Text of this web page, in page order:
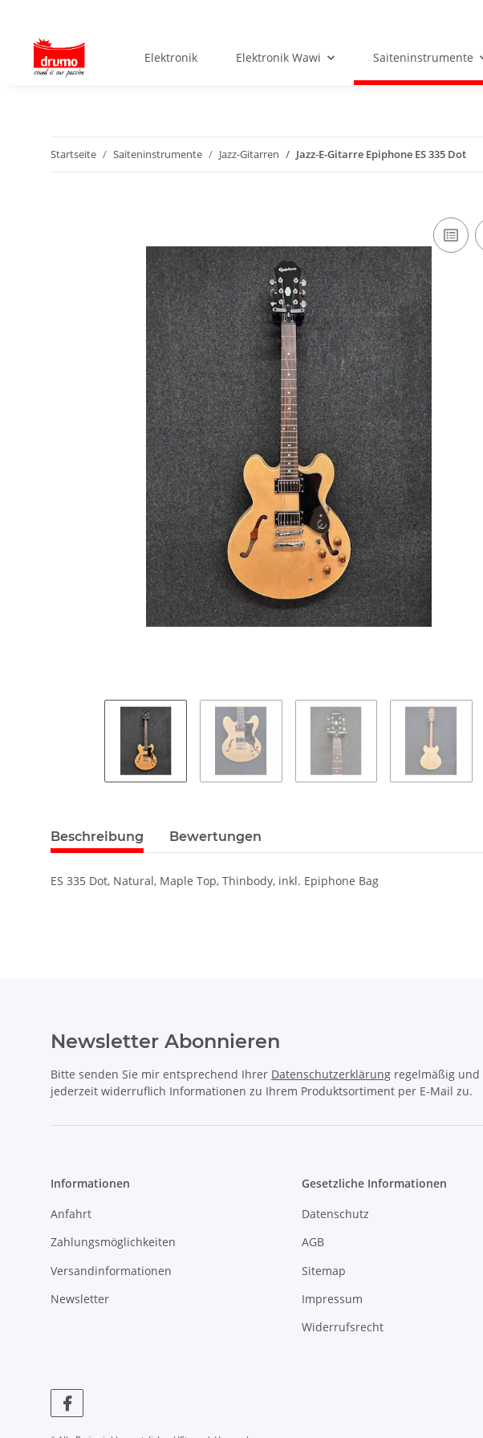
Elektronik Elektronik Wawi Saiteninstrumente
Startseite Saiteninstrumente Jazz-Gitarren Jazz-E-Gitarre Epiphone ES 335 Dot
Beschreibung Bewertungen
ES 335 Dot, Natural, Maple Top, Thinbody, inkl. Epiphone Bag
Newsletter Abonnieren
Bitte senden Sie mir entsprechend Ihrer Datenschutzerklärung regelmäßig und
jederzeit widerruflich Informationen zu Ihrem Produktsortiment per E-Mail zu.
Informationen
Anfahrt
Zahlungsmöglichkeiten
Versandinformationen
Newsletter
Gesetzliche Informationen
Datenschutz
AGB
Sitemap
Impressum
Widerrufsrecht